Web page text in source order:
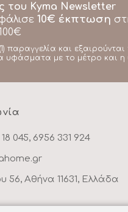
του Kyma Newsletter
10€ έκπτωση
(1) παραγγελία και
υφάσματα με το μέτρο και η
045, 6956 331 924
56, Αθήνα 11631, Ελλάδα